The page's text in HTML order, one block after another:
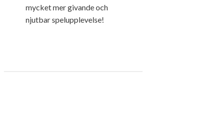
mycket mer givande och
njutbar spelupplevelse!